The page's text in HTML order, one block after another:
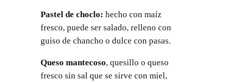
Pastel de choclo: hecho con maíz
fresco, puede ser salado, relleno con
guiso de chancho o dulce con pasas.
Queso mantecoso, quesillo o queso
fresco sin sal que se sirve con miel,